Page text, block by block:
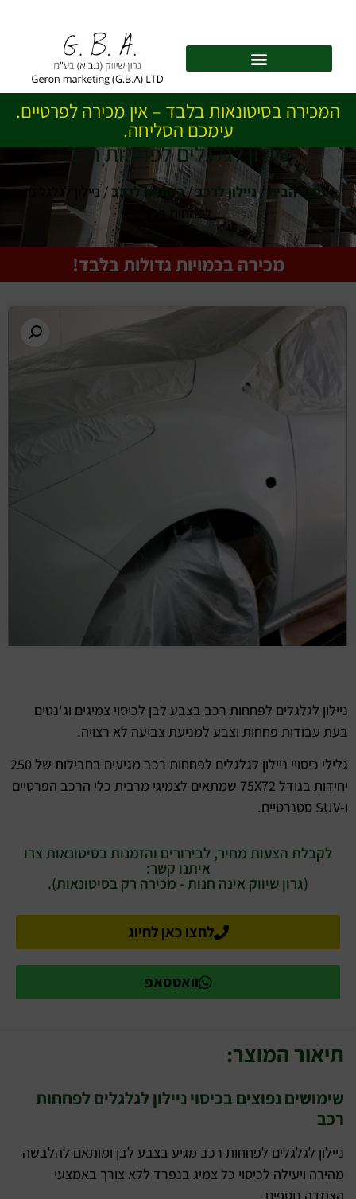
המכירה בסיטונאות בלבד – אין מכירה לפרטיים.
עימכם הסליחה.
ניילון לגלגלים לפחחות רכב
עמוד הבית/ניילון לרכב/כיסויים לרכב/ ניילון לגלגלים
לפחחות רכב
מכירה בכמויות גדולות בלבד!
ניילון לגלגלים לפחחות רכב בצבע לבן לכיסוי צמיגים וג'נטים
בעת עבודות פחחות וצבע למניעת צביעה לא רצויה.
גלילי כיסויי ניילון לגלגלים לפחחות רכב מגיעים בחבילות של 250
יחידות בגודל 75X72 שמתאים לצמיגי מרבית כלי הרכב הפרטיים
ו-SUV סטנרטיים.
לקבלת הצעות מחיר, לבירורים והזמנות בסיטונאות צרו
איתנו קשר:
(גרון שיווק אינה חנות - מכירה רק בסיטונאות).
לחצו כאן לחיוג
וואטסאפ
תיאור המוצר:
שימושים נפוצים בכיסוי ניילון לגלגלים לפחחות
רכב
ניילון לגלגלים לפחחות רכב מגיע בצבע לבן ומותאם להלבשה
מהירה ויעילה לכיסוי כל צמיג בנפרד ללא צורך באמצעי